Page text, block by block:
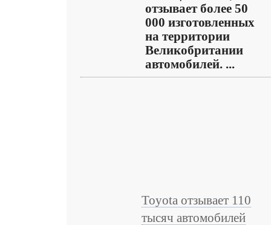
отзывает более 50
000 изготовленных
на территории
Великобритании
автомобилей. ...
Toyota отзывает 110
тысяч автомобилей